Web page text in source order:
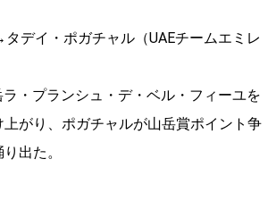
デイ・ポガチャル（UAEチームエミレ
・プランシュ・デ・ベル・フィーユを
がり、ポガチャルが山岳賞ポイント争
出た。